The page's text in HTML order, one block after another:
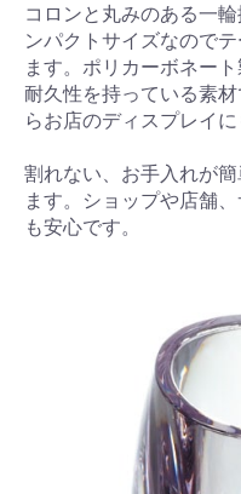
コロンと丸みのある一
ンパクトサイズなので
ます。ポリカーボネー
耐久性を持っている素
らお店のディスプレイに
割れない、お手入れが
ます。ショップや店舗
も安心です。